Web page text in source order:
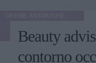
Beauty
contorno